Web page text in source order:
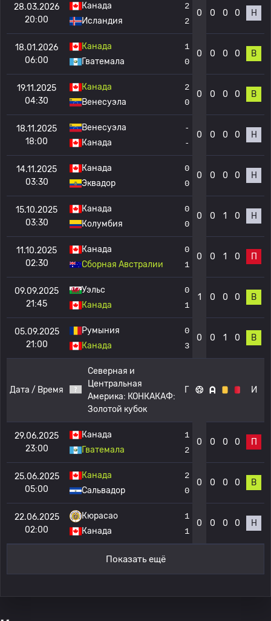
28.03.2026
20:00
Канада
Исландия
2
2
0 0 0 0 Н
18.01.2026
06:00
Канада
Гватемала
1
0
0 0 0 0 В
19.11.2025
04:30
Канада
Венесуэла
2
0
0 0 0 0 В
18.11.2025
18:00
Венесуэла
Канада
-
-
0 0 0 0 Н
14.11.2025
03:30
Канада
Эквадор
0
0
0 0 0 0 Н
15.10.2025
03:30
Канада
Колумбия
0
0
0 0 1 0 Н
11.10.2025
02:30
Канада
Сборная Австралии
0
1
0 0 1 0 П
09.09.2025
21:45
Уэльс
Канада
0
1
1 0 0 0 В
05.09.2025
21:00
Румыния
Канада
0
3
0 0 1 0 В
Дата / Время
Северная и
Центральная
Америка: КОНКАКАФ:
Золотой кубок
Г И
29.06.2025
23:00
Канада
Гватемала
1
2
0 0 0 0 П
25.06.2025
05:00
Канада
Сальвадор
2
0
0 0 0 0 В
22.06.2025
02:00
Кюрасао
Канада
1
1
0 0 0 0 Н
Показать ещё